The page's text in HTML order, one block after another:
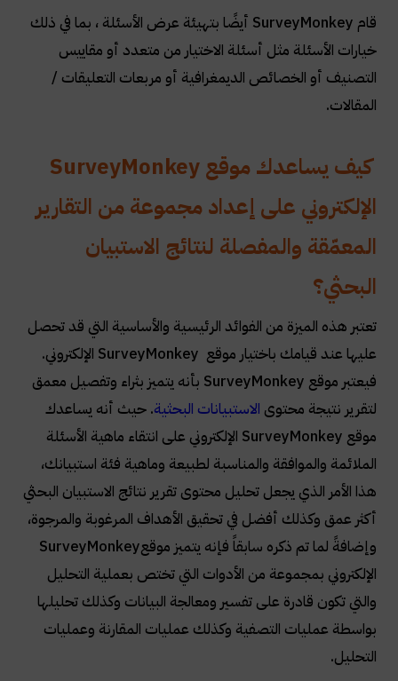
قام SurveyMonkey أيضًا بتهيئة عرض الأسئلة ، بما في ذلك
خيارات الأسئلة مثل أسئلة الاختيار من متعدد أو مقاييس
التصنيف أو الخصائص الديمغرافية أو مربعات التعليقات /
المقالات.
كيف يساعدك موقعSurveyMonkey
الإلكتروني على إعداد مجموعة من التقارير
المعمّقة والمفصلة لنتائج الاستبيان
البحثي؟
تعتبر هذه الميزة من الفوائد الرئيسية والأساسية التي قد تحصل
عليها عند قيامك باختيار موقع SurveyMonkey ‏ الإلكتروني.
فيعتبر موقع SurveyMonkey بأنه يتميز بثراء وتفصيل معمق
لتقرير نتيجة محتوى الاستبيانات البحثية. حيث أنه يساعدك
موقع SurveyMonkey الإلكتروني على انتقاء ماهية الأسئلة
الملائمة والموافقة والمناسبة لطبيعة وماهية فئة استبيانك،
هذا الأمر الذي يجعل تحليل محتوى تقرير نتائج الاستبيان البحثي
أكثر عمق وكذلك أفضل في تحقيق الأهداف المرغوبة والمرجوة،
وإضافةً لما تم ذكره سابقاً فإنه يتميز موقعSurveyMonkey
الإلكتروني بمجموعة من الأدوات التي تختص بعملية التحليل
والتي تكون قادرة على تفسير ومعالجة البيانات وكذلك تحليلها
بواسطة عمليات التصفية وكذلك عمليات المقارنة وعمليات
التحليل.